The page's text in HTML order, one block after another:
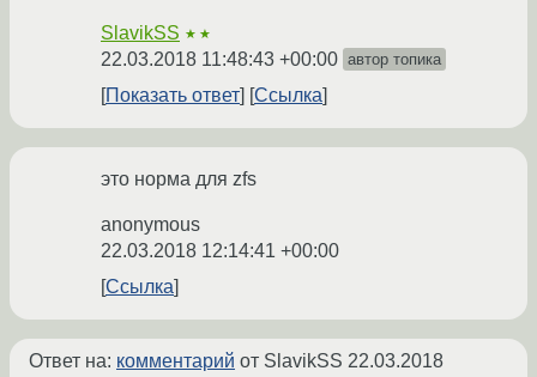
SlavikSS ★★
22.03.2018 11:48:43 +00:00 автор топика
Показать ответ Ссылка
это норма для zfs
anonymous
22.03.2018 12:14:41 +00:00
Ссылка
Ответ на: комментарий от SlavikSS 22.03.2018